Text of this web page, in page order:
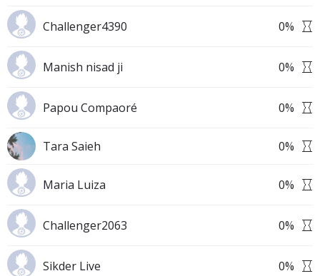
Challenger4390 0%
Manish nisad ji 0%
Papou Compaoré 0%
Tara Saieh 0%
Maria Luiza 0%
Challenger2063 0%
Sikder Live 0%